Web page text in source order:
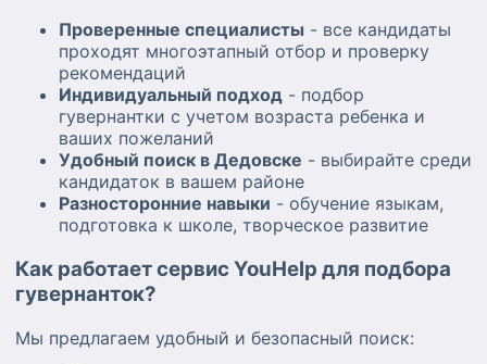
Проверенные специалисты - все кандидаты
проходят многоэтапный отбор и проверку
рекомендаций
Индивидуальный подход - подбор
гувернантки с учетом возраста ребенка и
ваших пожеланий
Удобный поиск в Дедовске - выбирайте среди
кандидаток в вашем районе
Разносторонние навыки - обучение языкам,
подготовка к школе, творческое развитие
Как работает сервис YouHelp для подбора
гувернанток?
Мы предлагаем удобный и безопасный поиск: